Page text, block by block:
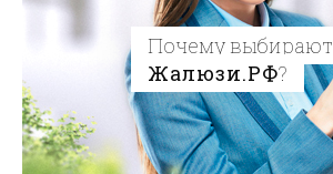
Почему выбирают
Жалюзи.РФ?